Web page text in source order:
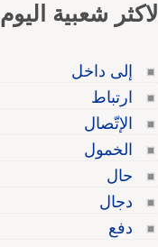
الاكثر شعبية اليوم
إلى داخل
ارتباط
الإتّصال
الخمول
حال
دجال
دفع